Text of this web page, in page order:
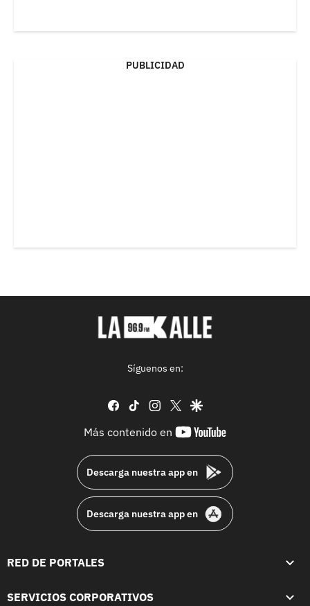
PUBLICIDAD
Síguenos en:
facebook
tiktok instagram
twittergoogle
Más contenido en
youtube-
Descarga nuestra app en
Descarga nuestra app en
RED DE PORTALES
SERVICIOS CORPORATIVOS